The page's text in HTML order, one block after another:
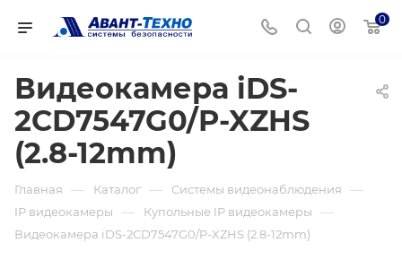
0
Видеокамера iDS-
2CD7547G0/P-XZHS
(2.8-12mm)
Главная — Каталог — Системы видеонаблюдения —
IP видеокамеры — Купольные IP видеокамеры —
Видеокамера iDS-2CD7547G0/P-XZHS (2.8-12mm)